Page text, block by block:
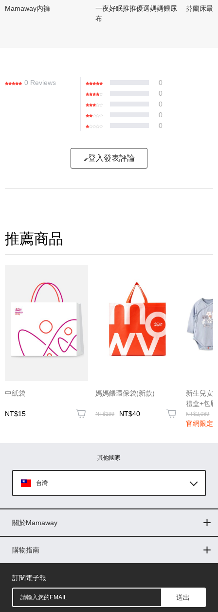
Mamaway內褲
一夜好眠推推優選媽媽餵尿
布
芬蘭床最
0 Reviews
0
0
0
0
0
登入發表評論
(圖片格式限jpg、jpeg)
推薦商品
中紙袋
NT$15
媽媽餵環保袋(新款)
NT$199 NT$40
新生兒安
禮盒+包
NT$2,089
官網限定
其他國家
台灣
印尼
馬來西亞
關於Mamaway
門市據點
最新消息
品牌故事
人力招募
媒體花絮
隱私權聲明
CSR企業社會責任
購物指南
購物常見問題
退換貨問題
儲值金使用條款
購買儲值金
發票問題
會員權益
線上留言
吸乳器-免費體驗
訂閱電子報
送出